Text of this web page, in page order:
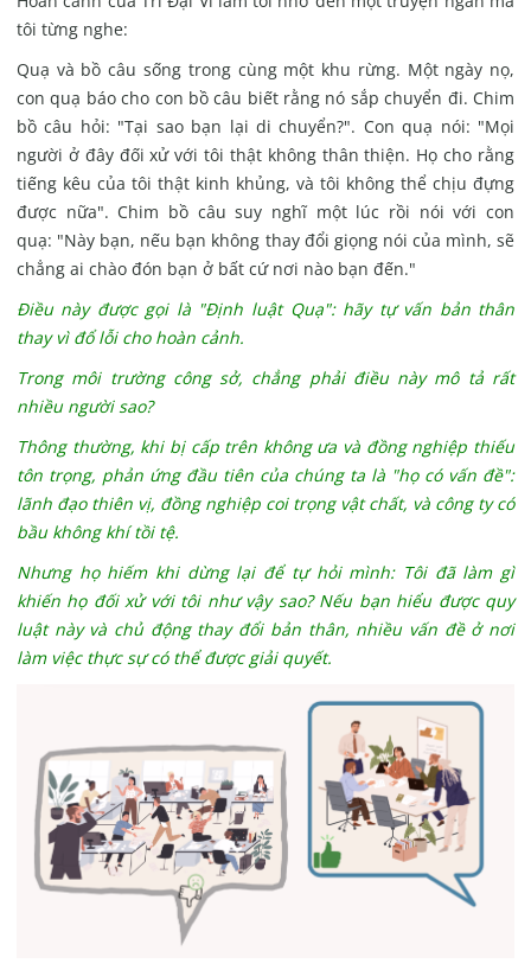
tôi từng nghe:
Quạ và bồ câu sống trong cùng một khu rừng. Một ngày nọ,
con quạ báo cho con bồ câu biết rằng nó sắp chuyển đi. Chim
bồ câu hỏi: "Tại sao bạn lại di chuyển?". Con quạ nói: "Mọi
người ở đây đối xử với tôi thật không thân thiện. Họ cho rằng
tiếng kêu của tôi thật kinh khủng, và tôi không thể chịu đựng
được nữa". Chim bồ câu suy nghĩ một lúc rồi nói với con
quạ: "Này bạn, nếu bạn không thay đổi giọng nói của mình, sẽ
chẳng ai chào đón bạn ở bất cứ nơi nào bạn đến."
Điều này được gọi là "Định luật Quạ": hãy tự vấn bản thân
thay vì đổ lỗi cho hoàn cảnh.
Trong môi trường công sở, chẳng phải điều này mô tả rất
nhiều người sao?
Thông thường, khi bị cấp trên không ưa và đồng nghiệp thiếu
tôn trọng, phản ứng đầu tiên của chúng ta là "họ có vấn đề":
lãnh đạo thiên vị, đồng nghiệp coi trọng vật chất, và công ty có
bầu không khí tồi tệ.
Nhưng họ hiếm khi dừng lại để tự hỏi mình: Tôi đã làm gì
khiến họ đối xử với tôi như vậy sao? Nếu bạn hiểu được quy
luật này và chủ động thay đổi bản thân, nhiều vấn đề ở nơi
làm việc thực sự có thể được giải quyết.